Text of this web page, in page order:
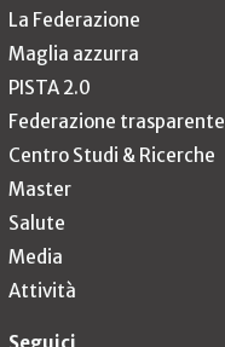
La Federazione
Maglia azzurra
PISTA 2.0
Federazione trasparente
Centro Studi & Ricerche
Master
Salute
Media
Attività